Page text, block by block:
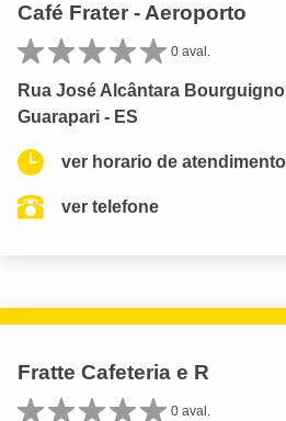
Café Frater - Aeroporto
0 aval.
Rua José Alcântara
Guarapari - ES
ver horario de
ver telefone
Fratte Cafeteria e R
0 aval.